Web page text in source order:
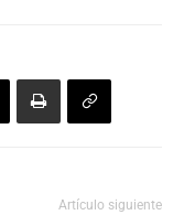
Artículo siguiente